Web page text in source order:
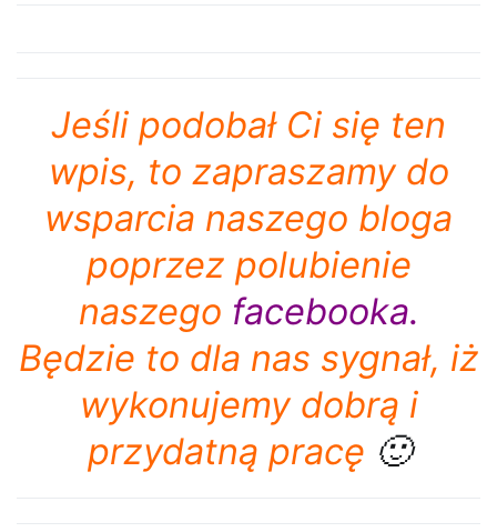
Jeśli podobał Ci się ten
wpis, to zapraszamy do
wsparcia naszego bloga
poprzez polubienie
naszego facebooka.
Będzie to dla nas sygnał, iż
wykonujemy dobrą i
przydatną pracę 🙂